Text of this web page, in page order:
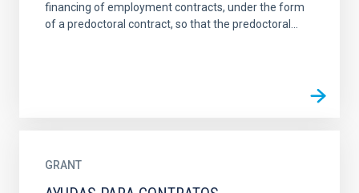
financing of employment contracts, under the form
of a predoctoral contract, so that the predoctoral...
GRANT